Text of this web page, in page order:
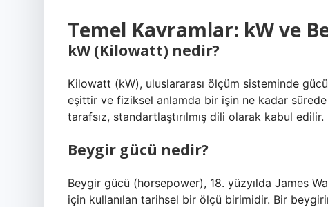
Temel Kavramlar: kW ve
kW (Kilowatt) nedir?
Kilowatt (kW), uluslararası ölçüm sisteminde
eşittir ve fiziksel anlamda bir işin ne kadar sürede
tarafsız, standartlaştırılmış dili olarak kabul edilir.
Beygir gücü nedir?
Beygir gücü (horsepower), 18. yüzyılda James
için kullanılan tarihsel bir ölçü birimidir. Bir